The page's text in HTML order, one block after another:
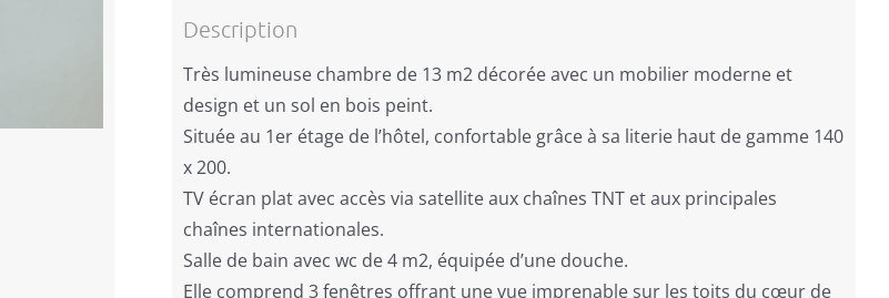
Description
Très lumineuse chambre de 13 m2 décorée avec un mobilier moderne et
design et un sol en bois peint.
Située au 1er étage de l’hôtel, confortable grâce à sa literie haut de gamme 140
x 200.
TV écran plat avec accès via satellite aux chaînes TNT et aux principales
chaînes internationales.
Salle de bain avec wc de 4 m2, équipée d’une douche.
Elle comprend 3 fenêtres offrant une vue imprenable sur les toits du cœur de